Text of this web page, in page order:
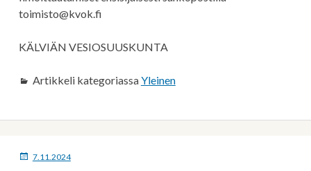
toimisto@kvok.fi
KÄLVIÄN VESIOSUUSKUNTA
Artikkeli kategoriassaYleinen
JULKAISTU
7.11.2024